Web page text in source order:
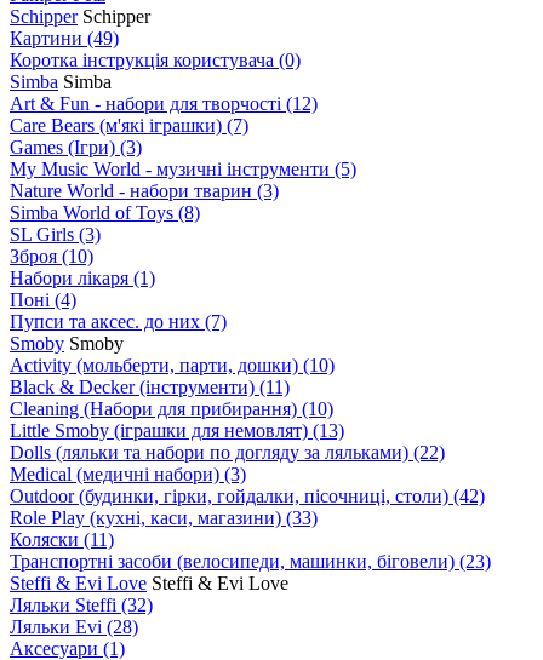
Schipper Schipper
Картини (49)
Коротка інструкція користувача (0)
Simba Simba
Art & Fun - набори для творчості (12)
Care Bears (м'які іграшки) (7)
Games (Ігри) (3)
My Music World - музичні інструменти (5)
Nature World - набори тварин (3)
Simba World of Toys (8)
SL Girls (3)
Зброя (10)
Набори лікаря (1)
Поні (4)
Пупси та аксес. до них (7)
Smoby Smoby
Аctivity (мольберти, парти, дошки) (10)
Black & Decker (інструменти) (11)
Cleaning (Набори для прибирання) (10)
Little Smoby (іграшки для немовлят) (13)
Dolls (ляльки та набори по догляду за ляльками) (22)
Medical (медичні набори) (3)
Outdoor (будинки, гірки, гойдалки, пісочниці, столи) (42)
Role Play (кухні, каси, магазини) (33)
Коляски (11)
Транспортні засоби (велосипеди, машинки, біговели) (23)
Steffi & Evi Love Steffi & Evi Love
Ляльки Steffi (32)
Ляльки Evi (28)
Аксесуари (1)